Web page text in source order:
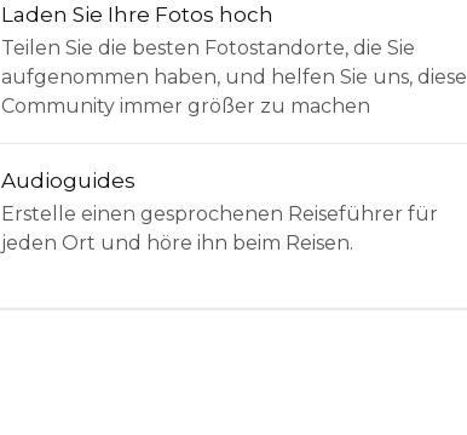
Laden Sie Ihre Fotos hoch
Teilen Sie die besten Fotostandorte, die Sie
aufgenommen haben, und helfen Sie uns, diese
Community immer größer zu machen
Audioguides
Erstelle einen gesprochenen Reiseführer für
jeden Ort und höre ihn beim Reisen.